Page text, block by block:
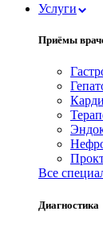
Услуги
Приёмы
Все
Диагностика